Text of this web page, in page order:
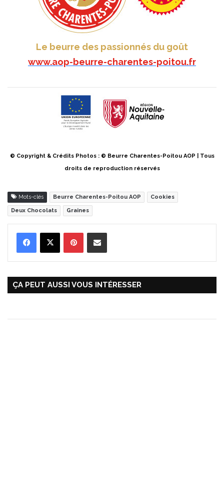
Le beurre des passionnés du goût
www.aop-beurre-charentes-poitou.fr
© Copyright & Crédits Photos : © Beurre Charentes-Poitou AOP | Tous
droits de reproduction réservés
Mots-clés Beurre Charentes-Poitou AOP Cookies
Deux Chocolats Graines
ÇA PEUT AUSSI VOUS INTÉRESSER